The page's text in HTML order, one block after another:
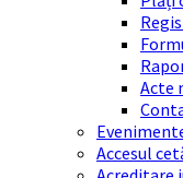
Acte
Accesul